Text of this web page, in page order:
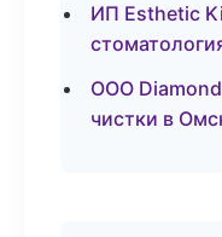
ИП Esthetic
ООО
чистки в